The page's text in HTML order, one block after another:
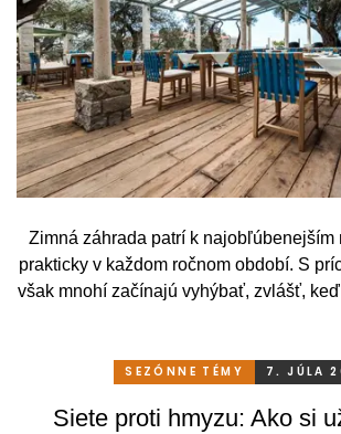
Zimná záhrada patrí k najobľúbenejším
prakticky v každom ročnom období. S
však mnohí začínajú vyhýbať, zvlášť, keď
stačí relatívne málo. So správnym,
pohodlne a bez obmedzení po
SEZÓNNE TÉMY 7. JÚLA
Siete proti hmyzu: Ako si